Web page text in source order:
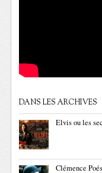
DANS LES ARCHIVES
Elvis ou les
Clémence